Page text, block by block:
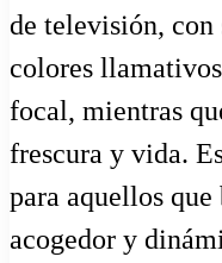
de televisión, con
colores
focal, mientras
frescura y vida.
para aquellos que
acogedor y